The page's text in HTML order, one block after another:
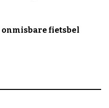
onmisbare fietsbel